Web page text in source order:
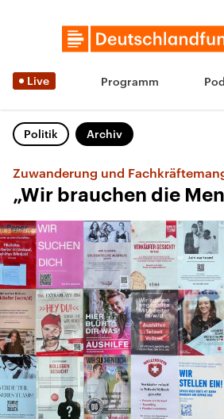
Live Programm
Politik Archiv
Zuwanderung und
„Wir brauchen die